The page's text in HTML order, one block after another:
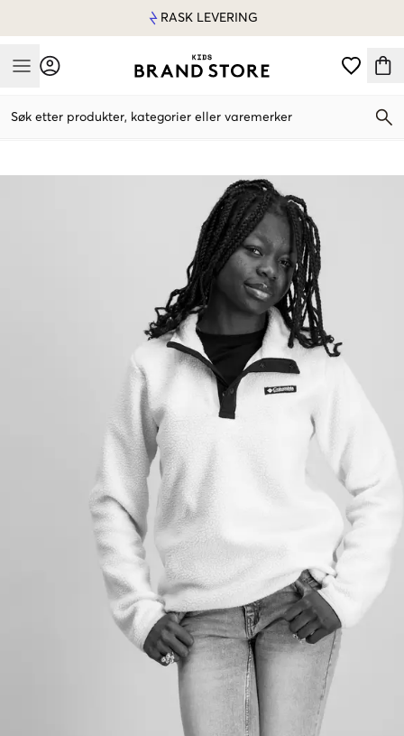
RASK LEVERING
Mobile Menu
Søk etter produkter, kategorier eller varemerker